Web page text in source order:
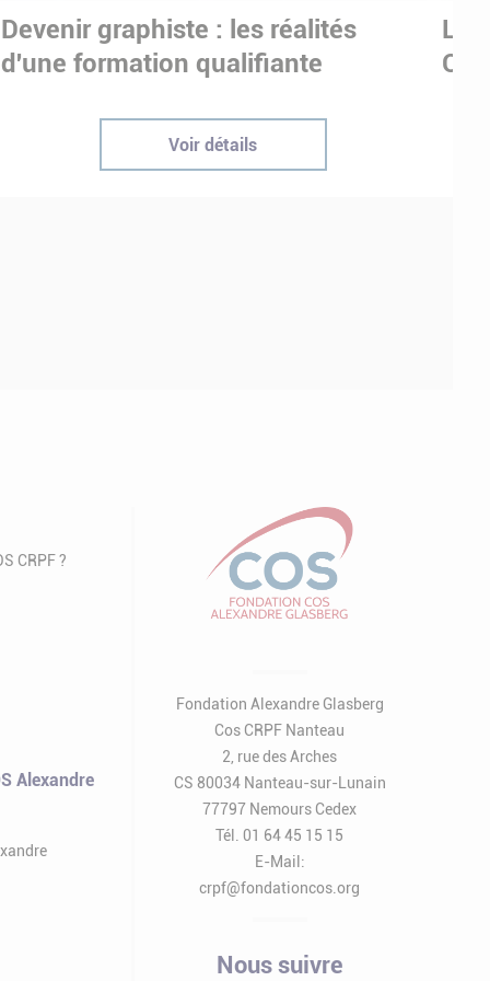
Devenir graphiste : les réalités
d'une formation qualifiante
Voir détails
Les
CRPF ?
Alexandre
Fondation Alexandre Glasberg
Cos CRPF Nanteau
2, rue des Arches
CS 80034 Nanteau-sur-Lunain
77797 Nemours Cedex
Tél. 01 64 45 15 15
E-Mail:
crpf@fondationcos.org
Nous suivre